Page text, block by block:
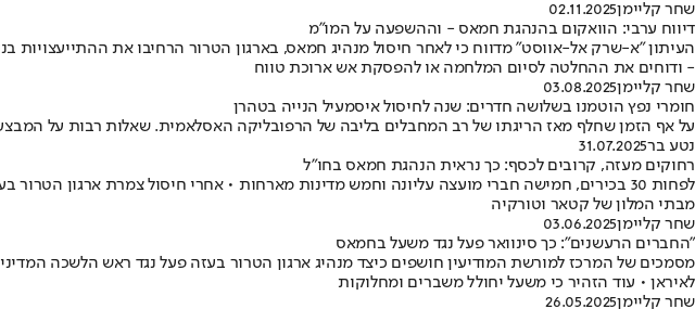
שחר קליימן02.11.2025
דיווח ערבי: הוואקום בהנהגת חמאס - וההשפעה על המו"מ
העיתון "א-שרק אל-אווסט" מדווח כי לאחר חיסול מנהיג חמאס, בארגון הטרור הרחיבו את ההתייעצויות
- ודוחים את ההחלטה לסיום המלחמה או להפסקת אש ארוכת טווח
שחר קליימן03.08.2025
חומרי נפץ הוטמנו בשלושה חדרים: שנה לחיסול איסמעיל הנייה בטהרן
על אף הזמן שחלף מאז הריגתו של רב המחבלים בליבה של הרפובליקה האסלאמית. שאלות רבות על
נטע בר31.07.2025
רחוקים מעזה, קרובים לכסף: כך נראית הנהגת חמאס בחו"ל
לפחות 30 בכירים, חמישה חברי מועצה עליונה וחמש מדינות מארחות • אחרי חיסול צמרת ארגון
מבתי המלון של קטאר וטורקיה
שחר קליימן03.06.2025
"החברים הרעשנים": כך סינוואר פעל נגד משעל בחמאס
מסמכים של המרכז למורשת המודיעין חושפים כיצד מנהיג ארגון הטרור בעזה פעל נגד ראש הלשכה
לאיראן • עוד הזהיר כי משעל יחולל משברים ומחלוקות
שחר קליימן26.05.2025